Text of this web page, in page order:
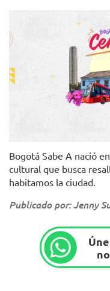
Bogotá Sabe A nació
cultural que busca
habitamos la ciudad.
Publicado por: Jenny